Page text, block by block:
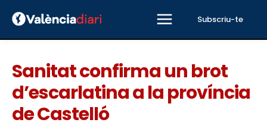
Subscriu-te
Sanitat confirma un brot
d’escarlatina a la província
de Castelló